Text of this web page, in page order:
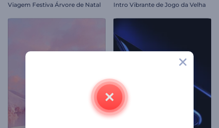
Viagem Festiva Árvore de Natal Intro Vibrante de Jogo da Velha